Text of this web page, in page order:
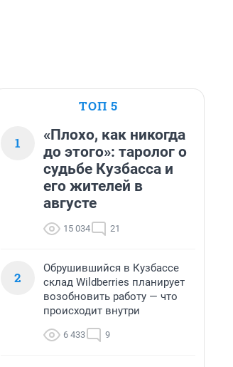
ТОП 5
1
«Плохо, как никогда
до этого»: таролог о
судьбе Кузбасса и
его жителей в
августе
15 034 21
2
Обрушившийся в Кузбассе
склад Wildberries планирует
возобновить работу — что
происходит внутри
6 433 9